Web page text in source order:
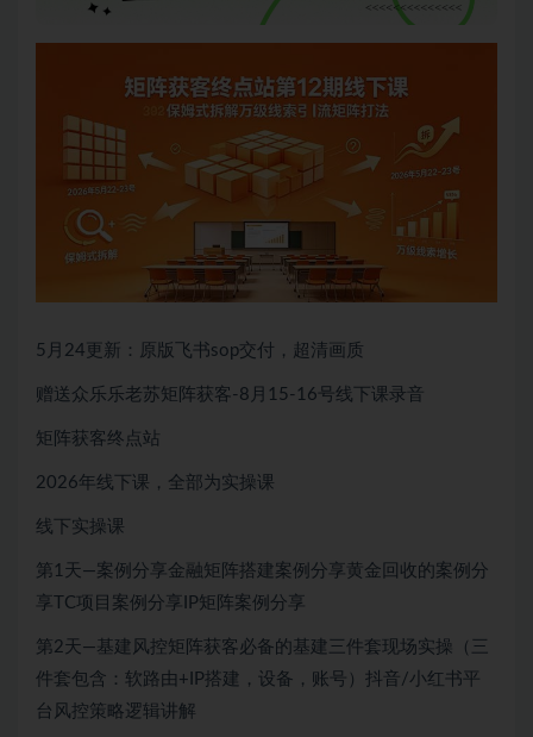
5月24更新：原版飞书sop交付，超清画质
赠送众乐乐老苏矩阵获客-8月15-16号线下课录音
矩阵获客终点站
2026年线下课，全部为实操课
线下实操课
第1天—案例分享金融矩阵搭建案例分享黄金回收的案例分
享TC项目案例分享IP矩阵案例分享
第2天—基建风控矩阵获客必备的基建三件套现场实操（三
件套包含：软路由+IP搭建，设备，账号）抖音/小红书平
台风控策略逻辑讲解